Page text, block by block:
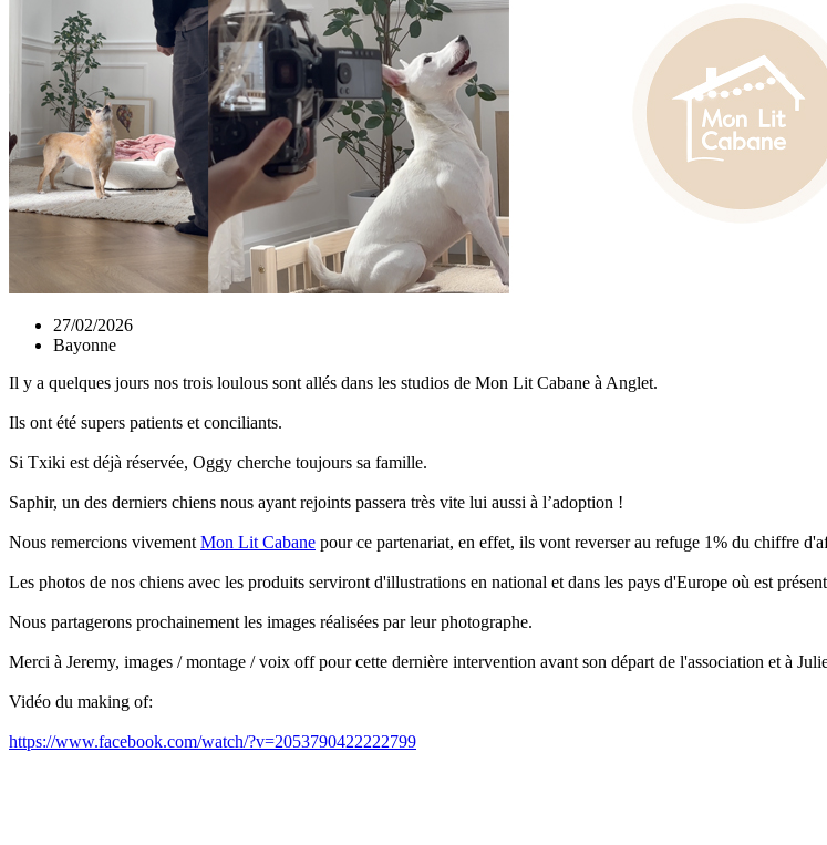
27/02/2026
Bayonne
Il y a quelques jours nos trois loulous sont allés dans les studios de Mon Lit Cabane à Anglet.
Ils ont été supers patients et conciliants.
Si Txiki est déjà réservée, Oggy cherche toujours sa famille.
Saphir, un des derniers chiens nous ayant rejoints passera très vite lui aussi à l’adoption !
Nous remercions vivement Mon Lit Cabane pour ce partenariat, en effet, ils vont reverser au refuge 1% du chiffre
Les photos de nos chiens avec les produits serviront d'illustrations en national et dans les pays d'Europe où est
Nous partagerons prochainement les images réalisées par leur photographe.
Merci à Jeremy, images / montage / voix off pour cette dernière intervention avant son départ de l'association et à
Vidéo du making of:
https://www.facebook.com/watch/?v=2053790422222799